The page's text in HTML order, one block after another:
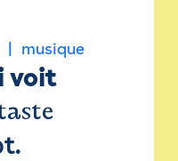
musique
voit